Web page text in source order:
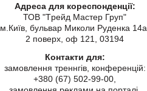
Адреса для кореспонденції:
ТОВ "Tрейд Мастер Груп"
м.Київ, бульвар Миколи Руденка 14а,
2 поверх, оф 121, 03194
Контакти для:
замовлення треннгів, конференцій:
+380 (67) 502-99-00,